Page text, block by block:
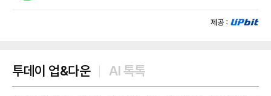
제공:UPbit
투데이 업&다운 AI 톡톡